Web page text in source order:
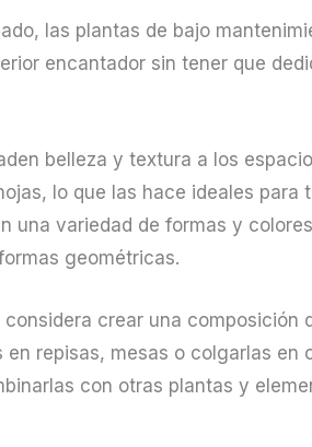
las plantas de bajo
encantador sin tener que
belleza y textura a los
lo que las hace ideales para
una variedad de formas y
geométricas.
crear una composición
repisas, mesas o colgarlas en
con otras plantas y